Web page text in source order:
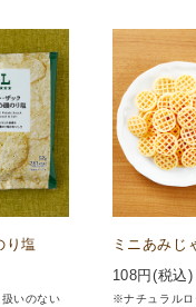
塩
いのない
ミニあみ
108円(税込)
※ナチュラルロ